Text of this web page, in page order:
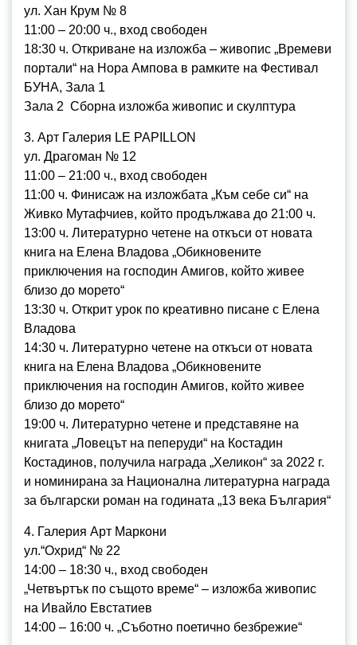
ул. Хан Крум № 8
11:00 – 20:00 ч., вход свободен
18:30 ч. Откриване на изложба – живопис „Времеви
портали“ на Нора Ампова в рамките на Фестивал
БУНА, Зала 1
Зала 2 Сборна изложба живопис и скулптура
3. Арт Галерия LE PAPILLON
ул. Драгоман № 12
11:00 – 21:00 ч., вход свободен
11:00 ч. Финисаж на изложбата „Към себе си“ на
Живко Мутафчиев, който продължава до 21:00 ч.
13:00 ч. Литературно четене на откъси от новата
книга на Елена Владова „Обикновените
приключения на господин Амигов, който живее
близо до морето“
13:30 ч. Открит урок по креативно писане с Елена
Владова
14:30 ч. Литературно четене на откъси от новата
книга на Елена Владова „Обикновените
приключения на господин Амигов, който живее
близо до морето“
19:00 ч. Литературно четене и представяне на
книгата „Ловецът на пеперуди“ на Костадин
Костадинов, получила награда „Хеликон“ за 2022 г.
и номинирана за Национална литературна награда
за български роман на годината „13 века България“
4. Галерия Арт Маркони
ул.“Охрид“ № 22
14:00 – 18:30 ч., вход свободен
„Четвъртък по същото време“ – изложба живопис
на Ивайло Евстатиев
14:00 – 16:00 ч. „Съботно поетично безбрежие“